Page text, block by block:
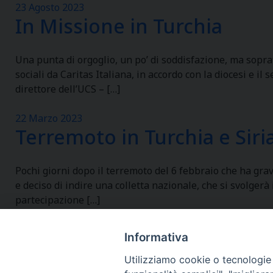
23 Agosto 2023
In Missione in Turchia
Una punta di orgoglio, un po’ di soddisfazione, ma
sociali da Caritas Italiana, in accordo con la diocesi e il
direttore dell’UCS – […]
22 Marzo 2023
Terremoto in Turchia e
Pochi giorni dopo il terremoto del 6 febbraio che ha
e deciso di indire una colletta nazionale, che si
partecipazione […]
Informativa
Utilizziamo cookie o